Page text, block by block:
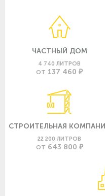
ЧАСТНЫЙ ДОМ
4 740 ЛИТРОВ
ОТ 137 460 ₽
СТРОИТЕЛЬНАЯ
22 200 ЛИТРОВ
ОТ 643 800 ₽